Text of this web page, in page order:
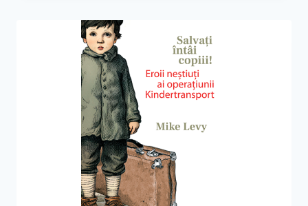
NORVEGIA
LA
AUSCHWITZ”